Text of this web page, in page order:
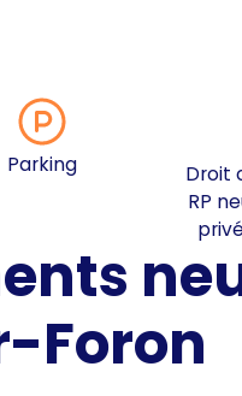
Parking
Droit
RP
Foron